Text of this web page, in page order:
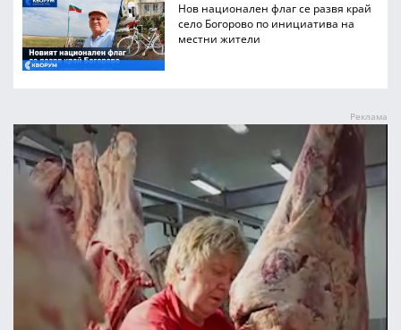
Нов национален флаг се развя край
село Богорово по инициатива на
местни жители